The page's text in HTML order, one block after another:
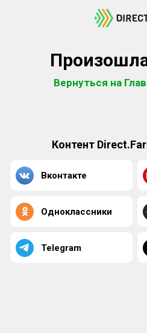
Вернуться на
Контент
Вконтакте
Одноклассники
Telegram